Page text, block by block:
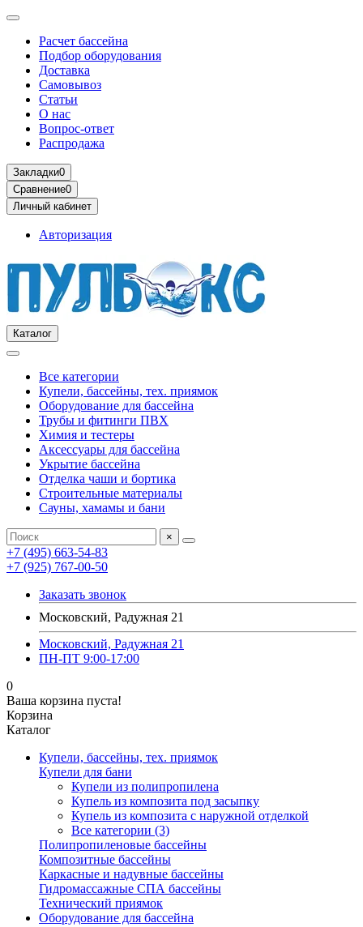
Расчет бассейна
Подбор оборудования
Доставка
Самовывоз
Статьи
О нас
Вопрос-ответ
Распродажа
Закладки0
Сравнение0
Личный кабинет
Авторизация
Каталог
Все категории
Купели, бассейны, тех. приямок
Оборудование для бассейна
Трубы и фитинги ПВХ
Химия и тестеры
Аксессуары для бассейна
Укрытие бассейна
Отделка чаши и бортика
Строительные материалы
Сауны, хамамы и бани
×
+7 (495) 663-54-83
+7 (925) 767-00-50
Заказать звонок
Московский, Радужная 21
Московский, Радужная 21
ПН-ПТ 9:00-17:00
0
Ваша корзина пуста!
Корзина
Каталог
Купели, бассейны, тех. приямок
Купели для бани
Купели из полипропилена
Купель из композита под засыпку
Купель из композита с наружной отделкой
Все категории (3)
Полипропиленовые бассейны
Композитные бассейны
Каркасные и надувные бассейны
Гидромассажные СПА бассейны
Технический приямок
Оборудование для бассейна